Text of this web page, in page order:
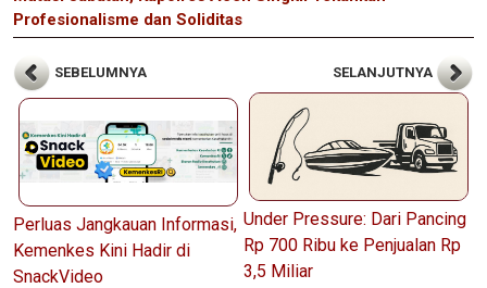
Profesionalisme dan Soliditas
SEBELUMNYA
Perluas Jangkauan Informasi,
Kemenkes Kini Hadir di
SnackVideo
SELANJUTNYA
Under Pressure: Dari Pancing
Rp 700 Ribu ke Penjualan Rp
3,5 Miliar